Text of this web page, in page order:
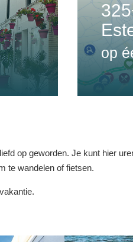
op
op geworden. Je kunt hier
te wandelen of fietsen.